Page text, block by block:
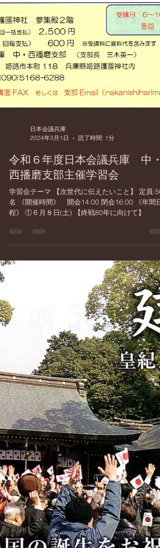
令和６年度日本会議兵庫 中・
西播磨支部主催学習会
学習会テーマ 【次世代に伝えたいこと】 定員:50
名 《開催時間》 開会14:00 閉会16:00 《年間日
程》 ①６月８日(土) 【終戦80年に向けて】
師 泉 和慶（兵庫縣姫路護國神社宮司、中・西播
磨支部副支部長） ②７月１３日(土)...